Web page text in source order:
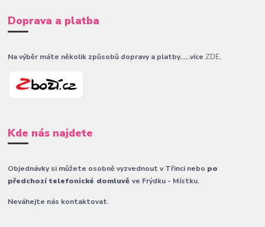
Doprava a platba
Na výběr máte několik způsobů dopravy a platby......více ZDE.
Kde nás najdete
Objednávky si můžete osobně vyzvednout v Třinci nebo po
předchozí telefonické domluvěve Frýdku - Místku.
Neváhejte nás kontaktovat.